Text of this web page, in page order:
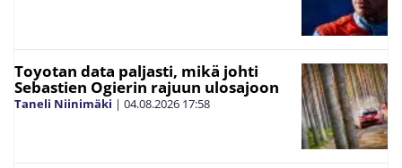
Toyotan data paljasti, mikä johti
Sebastien Ogierin rajuun ulosajoon
Taneli Niinimäki | 04.08.2026 17:58